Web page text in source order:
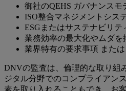
御社のQEHS ガバナンスモ
ISO整合マネジメントシス
ESGまたはサステナビリテ
業務効率の最大化やムダ
業界特有の要求事項 また
DNVの監査は、倫理的な取り組
ジタル分野でのコンプライアン